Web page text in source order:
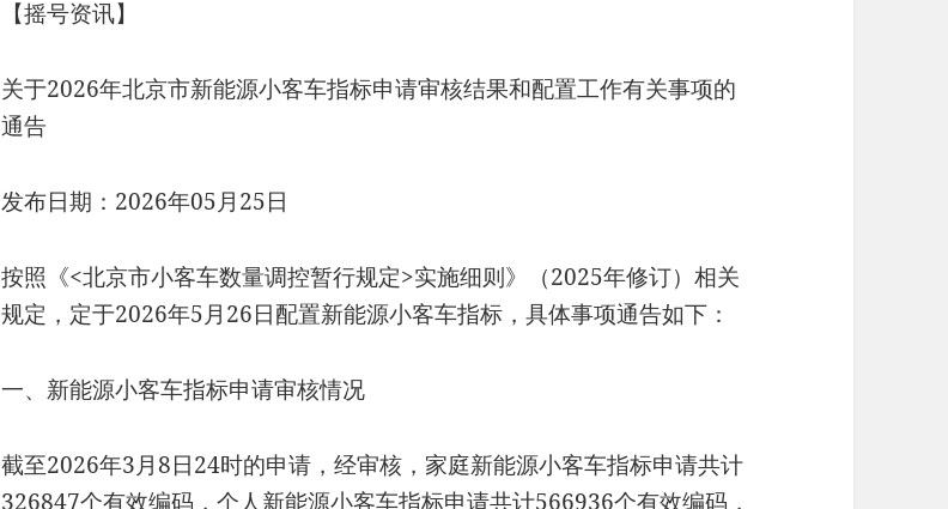
【摇号资讯】
关于2026年北京市新能源小客车指标申请审核结果和配置工作有关事项的
通告
发布日期：2026年05月25日
按照《<北京市小客车数量调控暂行规定>实施细则》（2025年修订）相关
规定，定于2026年5月26日配置新能源小客车指标，具体事项通告如下：
一、新能源小客车指标申请审核情况
截至2026年3月8日24时的申请，经审核，家庭新能源小客车指标申请共计
326847个有效编码，个人新能源小客车指标申请共计566936个有效编码，